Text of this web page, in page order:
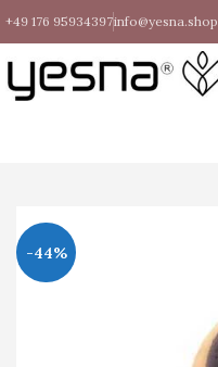
+49 176 95934397info@yesna.shop
-44%